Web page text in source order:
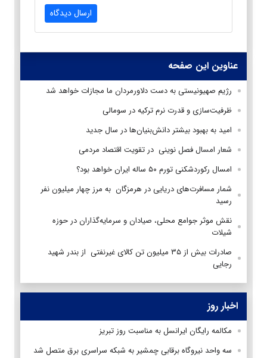
ارسال دیدگاه
عناوین این صفحه
رژیم صهیونیستی به دست دلاورمردان ما مجازات خواهد شد
ظرفیت‌سازی و قدرت نرم ترکیه در سومالی
امید به بهبود بیشتر دانش‌بنیان‌ها در سال جدید
شعار امسال فصل نوینی در تقویت اقتصاد مردمی
امسال رکوردشکنی تورم ۵۰ ساله ایران خواهد بود؟
شمار مسافرت‌های دریایی در هرمزگان به مرز چهار میلیون نفر
رسید
نقش موثر جوامع محلی، صیادان و سرمایه‌گذاران در حوزه
شیلات
صادرات بیش از ۳۵ میلیون تن کالای غیرنفتی از بندر شهید
رجایی
اخبار روز
مکالمه رایگان ایرانسل به مناسبت روز تبریز
سه واحد نیروگاه برقابی چمشیر به شبکه سراسری برق متصل شد